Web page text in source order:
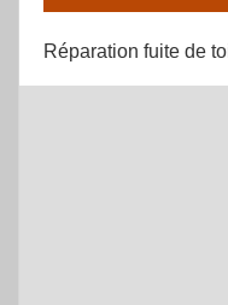
Réparation fuite de